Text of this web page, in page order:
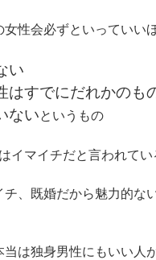
女性会必ずといっていい
い
はすでにだれかのも
ないというもの
イマイチだと言われて
、既婚だから魅力的な
は独身男性にもいい人